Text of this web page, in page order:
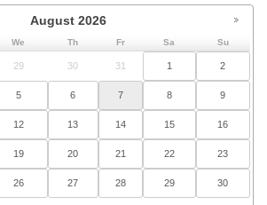
August 2026
We Th Fr Sa Su
29 30 31 1 2
5 6 7 8 9
12 13 14 15 16
19 20 21 22 23
26 27 28 29 30